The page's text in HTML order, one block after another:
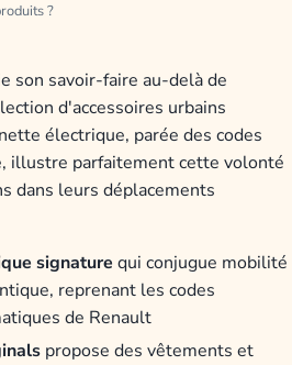
?
son savoir-faire au-delà de
d'accessoires urbains
électrique, parée des codes
illustre parfaitement cette volonté
dans leurs déplacements
signature qui conjugue mobilité
reprenant les codes
de Renault
propose des vêtements et